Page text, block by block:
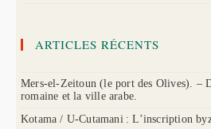
ARTICLES RÉCENTS
Mers-el-Zeitoun (le port des Olives).
romaine et la ville arabe.
Kotama / U-Cutamani : L’inscription